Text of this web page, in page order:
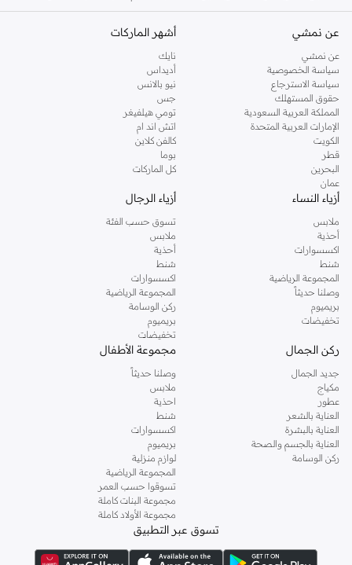
عن نمشي
عن نمشي
سياسة الخصوصية
سياسة الاسترجاع
حقوق المستهلك
المملكة العربية السعودية
الإمارات العربية المتحدة
الكويت
قطر
البحرين
عمان
أشهر الماركات
نايك
أديداس
نيو بالانس
جس
تومي هيلفيغر
اتش اند ام
كالفن كلاين
بوما
كل الماركات
أزياء النساء
ملابس
أحذية
اكسسوارات
شنط
المجموعة الرياضية
وصلنا حديثاً
بريميوم
تخفيضات
أزياء الرجال
تسوق حسب الفئة
ملابس
أحذية
شنط
اكسسوارات
المجموعة الرياضية
ركن الوسامة
بريميوم
تخفيضات
ركن الجمال
جديد الجمال
مكياج
عطور
العناية بالشعر
العناية بالبشرة
العناية بالجسم والصحة
ركن الوسامة
مجموعة الأطفال
وصلنا حديثاً
ملابس
احذية
شنط
اكسسوارات
بريميوم
لوازم منزلية
المجموعة الرياضية
تسوقوا حسب العمر
مجموعة البنات كاملة
مجموعة الأولاد كاملة
تسوق عبر التطبيق